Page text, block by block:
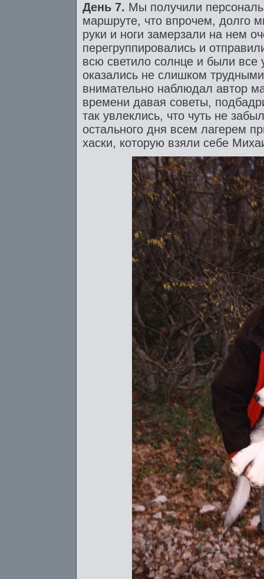
День 7. Мы получили
маршруте, что впрочем, долго
руки и ноги замерзали на нем
перегруппировались и
всю светило солнце и были
оказались не слишком
внимательно наблюдал автор
времени давая советы,
так увлеклись, что чуть не
остального дня всем лагерем
хаски, которую взяли себе